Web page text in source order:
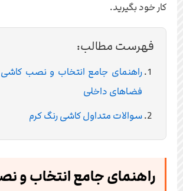
کار خود بگیرید.
فهرست مطالب:
راهنمای جامع انتخاب و نصب کاشی
فضاهای داخلی
سوالات متداول کاشی رنگ کرم
راهنمای جامع انتخاب و